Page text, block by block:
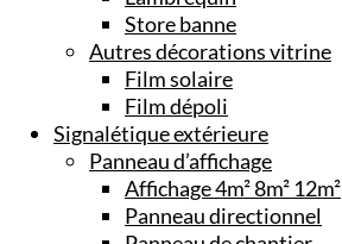
Store banne
Autres décorations vitrine
Film solaire
Film dépoli
Signalétique extérieure
Panneau d’affichage
Affichage 4m² 8m² 12m²
Panneau directionnel